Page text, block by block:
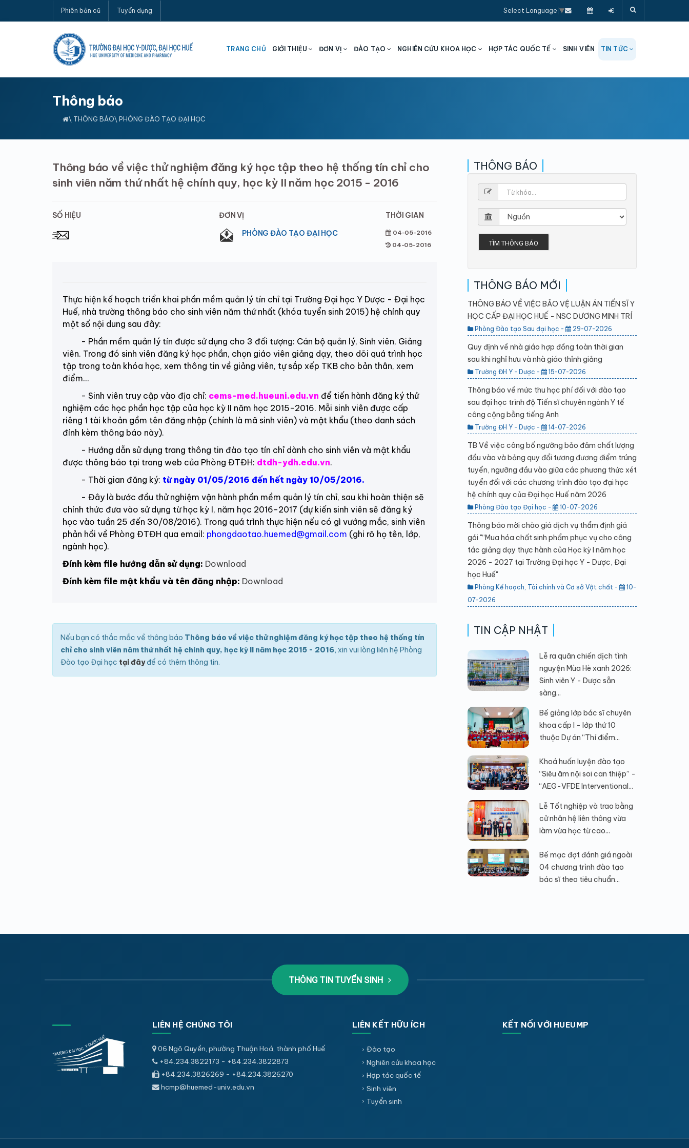
Phiên bản cũ Tuyển dụng Select Language ▼
TRANG CHỦ GIỚI THIỆU ĐƠN VỊ ĐÀO TẠO NGHIÊN CỨU KHOA HỌC HỢP TÁC QUỐC TẾ SINH VIÊN TIN TỨC
Thông báo
\ THÔNG BÁO\ PHÒNG ĐÀO TẠO ĐẠI HỌC
Thông báo về việc thử nghiệm đăng ký học tập theo hệ thống tín chỉ cho
sinh viên năm thứ nhất hệ chính quy, học kỳ II năm học 2015 - 2016
SỐ HIỆU
ĐƠN VỊ
PHÒNG ĐÀO TẠO ĐẠI HỌC
THỜI GIAN
04-05-2016
04-05-2016
Thực hiện kế hoạch triển khai phần mềm quản lý tín chỉ tại Trường Đại học Y Dược - Đại học
Huế, nhà trường thông báo cho sinh viên năm thứ nhất (khóa tuyển sinh 2015) hệ chính quy
một số nội dung sau đây:
- Phần mềm quản lý tín được sử dụng cho 3 đối tượng: Cán bộ quản lý, Sinh viên, Giảng
viên. Trong đó sinh viên đăng ký học phần, chọn giáo viên giảng dạy, theo dõi quá trình học
tập trong toàn khóa học, xem thông tin về giảng viên, tự sắp xếp TKB cho bản thân, xem
điểm…
- Sinh viên truy cập vào địa chỉ: cems-med.hueuni.edu.vn để tiến hành đăng ký thử
nghiệm các học phần học tập của học kỳ II năm học 2015-2016. Mỗi sinh viên được cấp
riêng 1 tài khoản gồm tên đăng nhập (chính là mã sinh viên) và mật khẩu (theo danh sách
đính kèm thông báo này).
- Hướng dẫn sử dụng trang thông tin đào tạo tín chỉ dành cho sinh viên và mật khẩu
được thông báo tại trang web của Phòng ĐTĐH: dtdh-ydh.edu.vn.
- Thời gian đăng ký: từ ngày 01/05/2016 đến hết ngày 10/05/2016.
- Đây là bước đầu thử nghiệm vận hành phần mềm quản lý tín chỉ, sau khi hoàn thiện sẽ
chính thức đưa vào sử dụng từ học kỳ I, năm học 2016-2017 (dự kiến sinh viên sẽ đăng ký
học vào tuần 25 đến 30/08/2016). Trong quá trình thực hiện nếu có gì vướng mắc, sinh viên
phản hồi về Phòng ĐTĐH qua email: phongdaotao.huemed@gmail.com (ghi rõ họ tên, lớp,
ngành học).
Đính kèm file hướng dẫn sử dụng: Download
Đính kèm file mật khẩu và tên đăng nhập: Download
Nếu bạn có thắc mắc về thông báo Thông báo về việc thử nghiệm đăng ký học tập theo hệ thống tín
chỉ cho sinh viên năm thứ nhất hệ chính quy, học kỳ II năm học 2015 - 2016, xin vui lòng liên hệ Phòng
Đào tạo Đại học tại đâyđể có thêm thông tin.
THÔNG BÁO
TÌM THÔNG BÁO
THÔNG BÁO MỚI
THÔNG BÁO VỀ VIỆC BẢO VỆ LUẬN ÁN TIẾN SĨ Y
HỌC CẤP ĐẠI HỌC HUẾ - NSC DƯƠNG MINH TRÍ
Phòng Đào tạo Sau đại học - 29-07-2026
Quy định về nhà giáo hợp đồng toàn thời gian
sau khi nghỉ hưu và nhà giáo thỉnh giảng
Trường ĐH Y - Dược - 15-07-2026
Thông báo về mức thu học phí đối với đào tạo
sau đại học trình độ Tiến sĩ chuyên ngành Y tế
công cộng bằng tiếng Anh
Trường ĐH Y - Dược - 14-07-2026
TB Về việc công bố ngưỡng bảo đảm chất lượng
đầu vào và bảng quy đổi tương đương điểm trúng
tuyển, ngưỡng đầu vào giữa các phương thức xét
tuyển đối với các chương trình đào tạo đại học
hệ chính quy của Đại học Huế năm 2026
Phòng Đào tạo Đại học - 10-07-2026
Thông báo mời chào giá dịch vụ thẩm định giá
gói "“Mua hóa chất sinh phẩm phục vụ cho công
tác giảng dạy thực hành của Học kỳ I năm học
2026 - 2027 tại Trường Đại học Y - Dược, Đại
học Huế"
Phòng Kế hoạch, Tài chính và Cơ sở Vật chất -
10-
07-2026
TIN CẬP NHẬT
Lễ ra quân chiến dịch tình
nguyện Mùa Hè xanh 2026:
Sinh viên Y - Dược sẵn
sàng...
Bế giảng lớp bác sĩ chuyên
khoa cấp I - lớp thứ 10
thuộc Dự án “Thí điểm...
Khoá huấn luyện đào tạo
“Siêu âm nội soi can thiệp” -
“AEG-VFDE Interventional...
Lễ Tốt nghiệp và trao bằng
cử nhân hệ liên thông vừa
làm vừa học từ cao...
Bế mạc đợt đánh giá ngoài
04 chương trình đào tạo
bác sĩ theo tiêu chuẩn...
THÔNG TIN TUYỂN SINH
LIÊN HỆ CHÚNG TÔI
06 Ngô Quyền, phường Thuận Hoá, thành phố Huế
+84.234.3822173 - +84.234.3822873
+84.234.3826269 - +84.234.3826270
hcmp@huemed-univ.edu.vn
LIÊN KẾT HỮU ÍCH
Đào tạo
Nghiên cứu khoa học
Hợp tác quốc tế
Sinh viên
Tuyển sinh
KẾT NỐI VỚI HUEUMP